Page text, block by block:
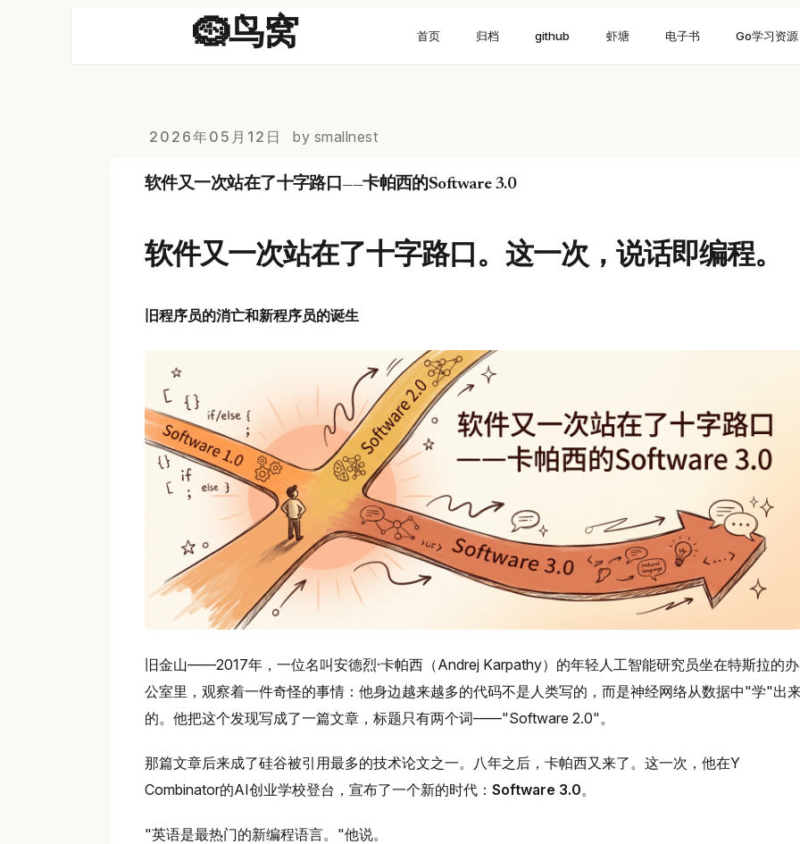
🪹鸟窝 首页 归档 github 虾塘 电子书 Go学习资源
2026年05月12日 by smallnest
软件又一次站在了十字路口——卡帕西的Software 3.0
软件又一次站在了十字路口。这一次，说话即编程。
旧程序员的消亡和新程序员的诞生
旧金山——2017年，一位名叫安德烈·卡帕西（Andrej Karpathy）的年轻人工智能研究员坐在特斯拉的办
公室里，观察着一件奇怪的事情：他身边越来越多的代码不是人类写的，而是神经网络从数据中"学"出
的。他把这个发现写成了一篇文章，标题只有两个词——"Software 2.0"。
那篇文章后来成了硅谷被引用最多的技术论文之一。八年之后，卡帕西又来了。这一次，他在Y
Combinator的AI创业学校登台，宣布了一个新的时代： Software 3.0。
"英语是最热门的新编程语言。"他说。